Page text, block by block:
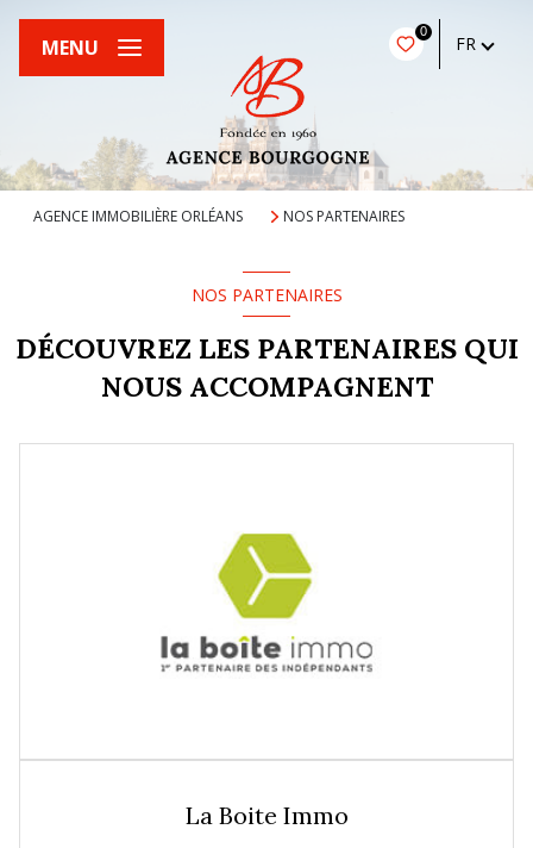
0
FR
MENU
AGENCE IMMOBILIÈRE ORLÉANS NOS PARTENAIRES
NOS PARTENAIRES
DÉCOUVREZ LES PARTENAIRES QUI
NOUS ACCOMPAGNENT
La Boite Immo